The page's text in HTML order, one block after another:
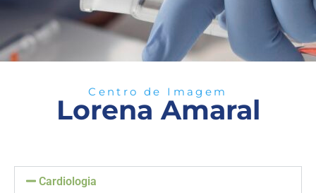
Centro de Imagem
Lorena Amaral
Cardiologia